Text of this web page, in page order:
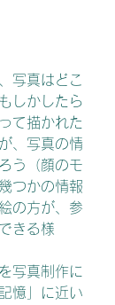
写真はどこ
しかしたら
て描かれた
、写真の情
う（顔のモ
つかの情報
の方が、参
きる様
写真制作に
憶」に近い